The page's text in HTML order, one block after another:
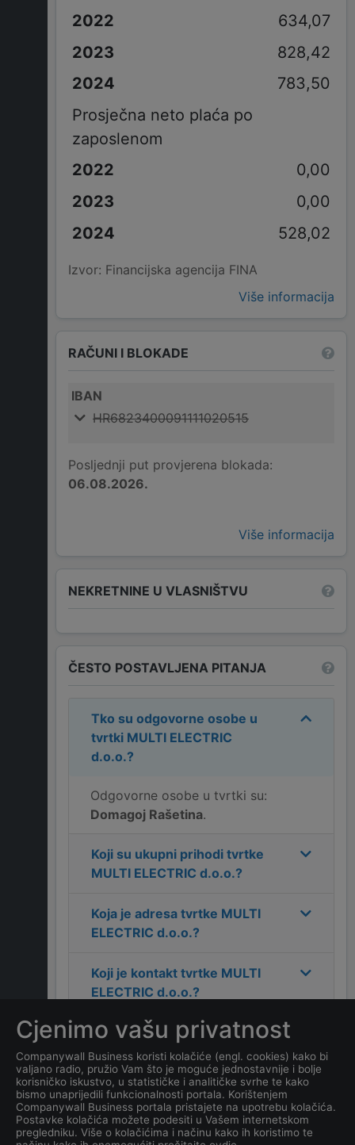
634,07
828,42
783,50
Prosječna neto plaća po
zaposlenom
0,00
0,00
528,02
Izvor: Financijska agencija FINA
Više informacija
RAČUNI I BLOKADE
IBAN
HR6823400091111020515
Posljednji put provjerena blokada:
06.08.2026.
Više informacija
NEKRETNINE U VLASNIŠTVU
ČESTO POSTAVLJENA PITANJA
Tko su odgovorne osobe u
tvrtki MULTI ELECTRIC
d.o.o.?
Odgovorne osobe u tvrtki su:
Domagoj Rašetina.
Koji su ukupni prihodi tvrtke
MULTI ELECTRIC d.o.o.?
Koja je adresa tvrtke MULTI
ELECTRIC d.o.o.?
Koji je kontakt tvrtke MULTI
ELECTRIC d.o.o.?
Koliko ima zaposlenih
kompanijaMULTI ELECTRIC
d.o.o.?
Koji je datum osnivanja
tvrtkeMULTI ELECTRIC
Cjenimo vašu privatnost
Companywall Business koristi kolačiće (engl. cookies) kako bi
valjano radio, pružio Vam što je moguće jednostavnije i bolje
korisničko iskustvo, u statističke i analitičke svrhe te kako
bismo unaprijedili funkcionalnosti portala. Korištenjem
Companywall Business portala pristajete na upotrebu kolačića.
Postavke kolačića možete podesiti u Vašem internetskom
pregledniku. Više o kolačićima i načinu kako ih koristimo te